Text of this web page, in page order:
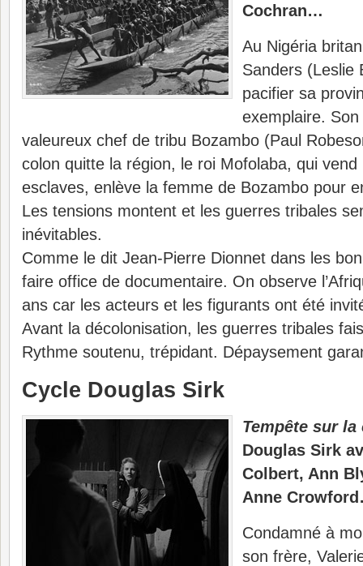
Cochran…
Au Nigéria
Sanders (Leslie
pacifier sa
exemplaire.
valeureux chef de tribu Bozambo (Paul
colon quitte la région, le roi Mofolaba, qui
esclaves, enlève la femme de Bozambo pour
Les tensions montent et les guerres tribales
inévitables.
Comme le dit Jean-Pierre Dionnet dans les
faire office de documentaire. On observe
ans car les acteurs et les figurants ont été
Avant la décolonisation, les guerres tribales
Rythme soutenu, trépidant. Dépaysement
Cycle Douglas Sirk
Tempête sur
Douglas Sirk
Colbert, Ann
Anne
Condamné à
son frère,